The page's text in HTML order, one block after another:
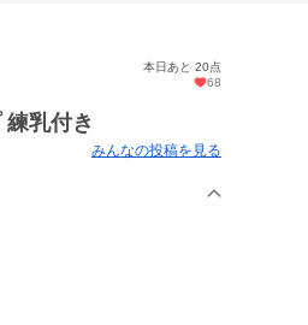
本日あと 20点
68
乳付き
みんなの投稿を見る